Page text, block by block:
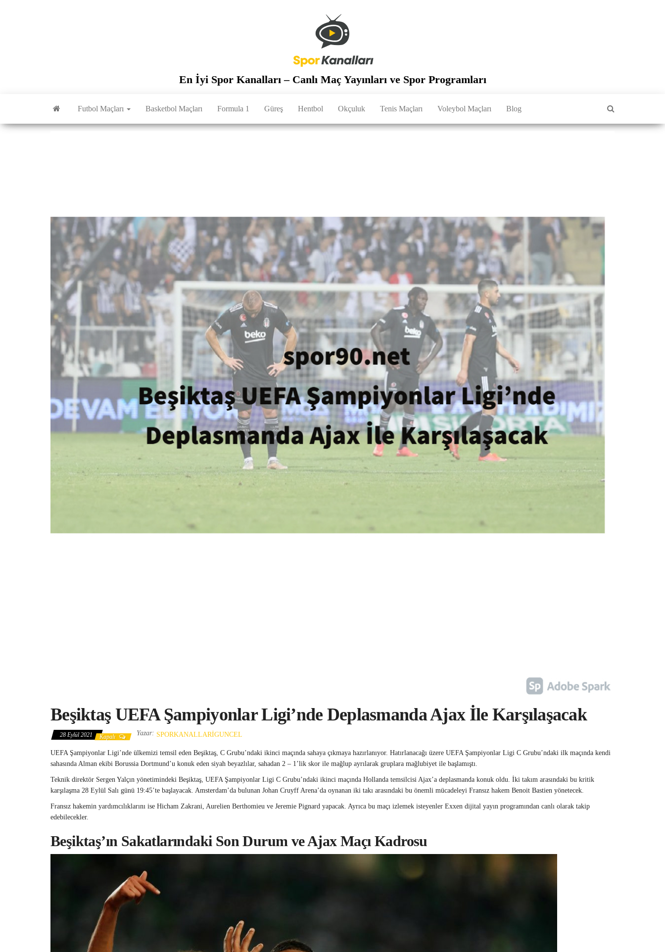
En İyi Spor Kanalları – Canlı Maç Yayınları ve Spor Programları
Futbol Maçları Basketbol Maçları Formula 1 Güreş Hentbol Okçuluk Tenis Maçları Voleybol Maçları Blog
Beşiktaş UEFA Şampiyonlar Ligi’nde Deplasmanda Ajax İle Karşılaşacak
28 Eylül 2021 Kapalı Yazar: SPORKANALLARIGUNCEL
UEFA Şampiyonlar Ligi’nde ülkemizi temsil eden Beşiktaş, C Grubu’ndaki ikinci maçında sahaya çıkmaya hazırlanıyor. Hatırlanacağı üzere UEFA Şampiyonlar Ligi C Grubu’ndaki ilk maçında kendi
sahasında Alman ekibi Borussia Dortmund’u konuk eden siyah beyazlılar, sahadan 2 – 1’lik skor ile mağlup ayrılarak gruplara mağlubiyet ile başlamıştı.
Teknik direktör Sergen Yalçın yönetimindeki Beşiktaş, UEFA Şampiyonlar Ligi C Grubu’ndaki ikinci maçında Hollanda temsilcisi Ajax’a deplasmanda konuk oldu. İki takım arasındaki bu kritik
karşılaşma 28 Eylül Salı günü 19:45’te başlayacak. Amsterdam’da bulunan Johan Cruyff Arena’da oynanan iki takı arasındaki bu önemli mücadeleyi Fransız hakem Benoit Bastien yönetecek.
Fransız hakemin yardımcılıklarını ise Hicham Zakrani, Aurelien Berthomieu ve Jeremie Pignard yapacak. Ayrıca bu maçı izlemek isteyenler Exxen dijital yayın programından canlı olarak takip
edebilecekler.
Beşiktaş’ın Sakatlarındaki Son Durum ve Ajax Maçı Kadrosu